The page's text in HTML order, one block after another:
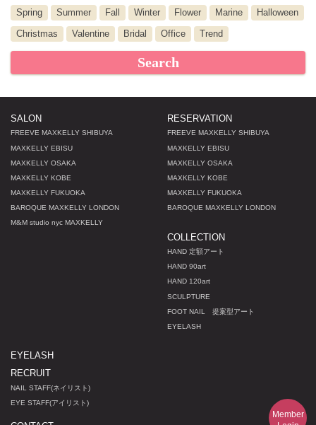
Spring
Summer Fall Winter Flower Marine
Halloween
Christmas
Valentine Bridal Office Trend
Search
Member
SALON
FREEVE MAXKELLY SHIBUYA
MAXKELLY EBISU
MAXKELLY OSAKA
MAXKELLY KOBE
MAXKELLY FUKUOKA
BAROQUE MAXKELLY LONDON
M&M studio nyc MAXKELLY
RESERVATION
FREEVE MAXKELLY SHIBUYA
MAXKELLY EBISU
MAXKELLY OSAKA
MAXKELLY KOBE
MAXKELLY FUKUOKA
BAROQUE MAXKELLY LONDON
COLLECTION
HAND 定額アート
HAND 90art
HAND 120art
SCULPTURE
FOOT NAIL 提案型アート
EYELASH
EYELASH
RECRUIT
NAIL STAFF(ネイリスト)
EYE STAFF(アイリスト)